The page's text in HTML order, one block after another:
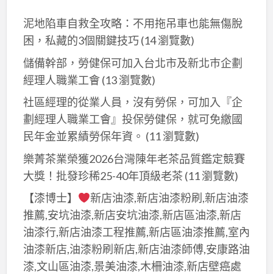
泥地陷車自救全攻略：不用拖吊車也能無傷脫
困，私藏的3個關鍵技巧(14 瀏覽數)
儲備幹部，勞健保可加入台北市及新北巿企劃
經理人職業工會 (13 瀏覽數)
社區經理的從業人員，沒有勞保，可加入『企
劃經理人職業工會』投保勞健保，就可免繳國
民年金並累績勞保年資。 (11 瀏覽數)
樂菁茶業榮獲2026台灣陳年老茶品質鑑定競賽
大獎！批發珍稀25-40年頂級老茶 (11 瀏覽數)
【漆博士】
新店油漆,新店油漆粉刷,新店油漆
推薦,安坑油漆,新店安坑油漆,新店區油漆,新店
油漆行,新店油漆工程推薦,新店區油漆推薦,室內
油漆新店,油漆粉刷新店,新店油漆師傅,安康路油
漆,文山區油漆,景美油漆,木柵油漆,新店壁癌處